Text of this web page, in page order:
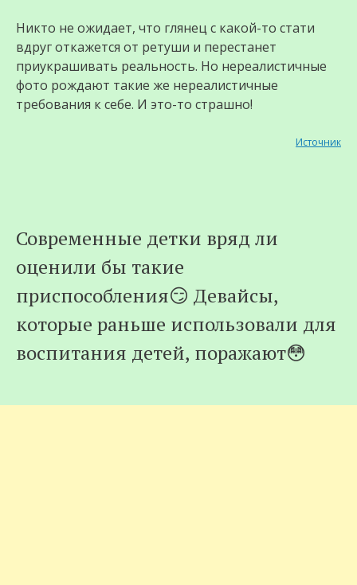
Никто не ожидает, что глянец с какой-то стати
вдруг откажется от ретуши и перестанет
приукрашивать реальность. Но нереалистичные
фото рождают такие же нереалистичные
требования к себе. И это-то страшно!
Источник
Современные дeтки вряд ли
оценили бы такие
приспособления😏 Девайсы,
которые раньше использовали для
воспитания дeтeй, поражают😳